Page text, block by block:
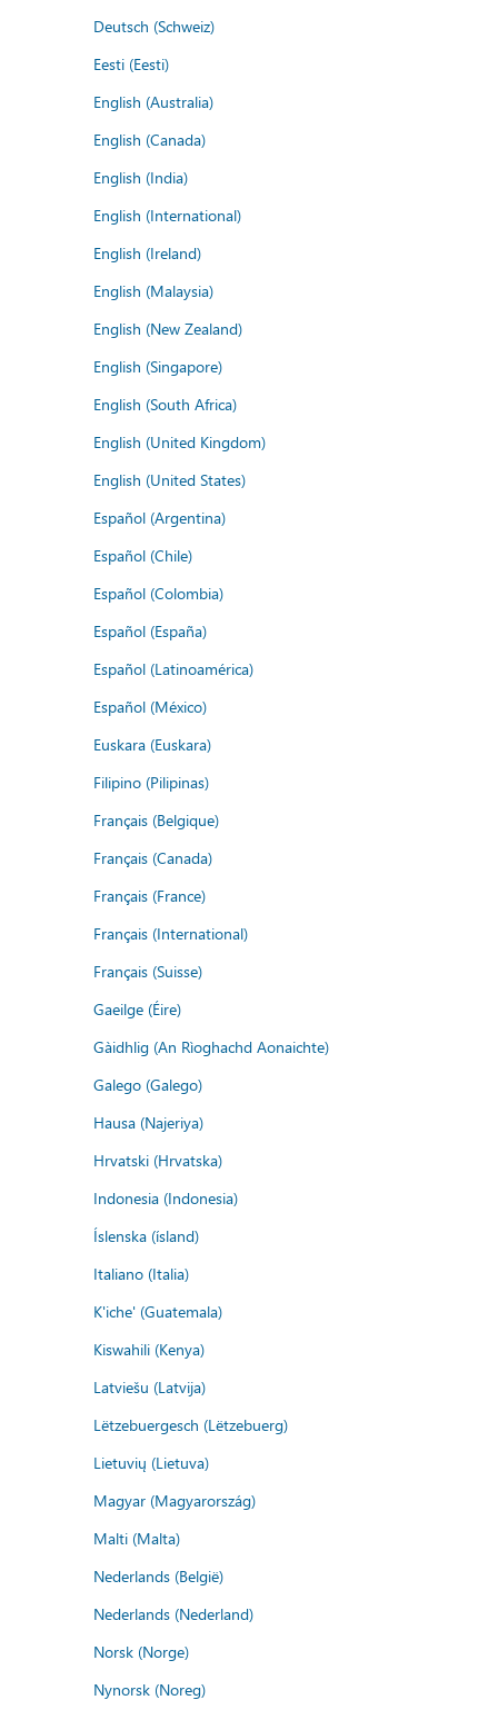
Deutsch (Schweiz)
Eesti (Eesti)
English (Australia)
English (Canada)
English (India)
English (International)
English (Ireland)
English (Malaysia)
English (New Zealand)
English (Singapore)
English (South Africa)
English (United Kingdom)
English (United States)
Español (Argentina)
Español (Chile)
Español (Colombia)
Español (España)
Español (Latinoamérica)
Español (México)
Euskara (Euskara)
Filipino (Pilipinas)
Français (Belgique)
Français (Canada)
Français (France)
Français (International)
Français (Suisse)
Gaeilge (Éire)
Gàidhlig (An Rìoghachd Aonaichte)
Galego (Galego)
Hausa (Najeriya)
Hrvatski (Hrvatska)
Indonesia (Indonesia)
Íslenska (ísland)
Italiano (Italia)
K'iche' (Guatemala)
Kiswahili (Kenya)
Latviešu (Latvija)
Lëtzebuergesch (Lëtzebuerg)
Lietuvių (Lietuva)
Magyar (Magyarország)
Malti (Malta)
Nederlands (België)
Nederlands (Nederland)
Norsk (Norge)
Nynorsk (Noreg)